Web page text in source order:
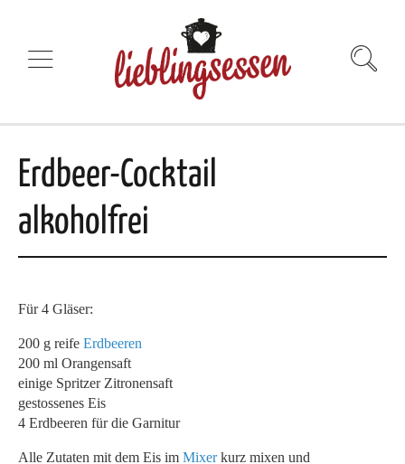
Erdbeer-Cocktail
alkoholfrei
Für 4 Gläser:
200 g reife Erdbeeren
200 ml Orangensaft
einige Spritzer Zitronensaft
gestossenes Eis
4 Erdbeeren für die Garnitur
Alle Zutaten mit dem Eis im Mixerkurz mixen und